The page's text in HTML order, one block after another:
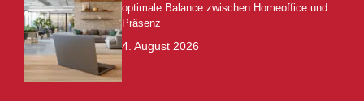
optimale Balance zwischen Homeoffice und
Präsenz
4. August 2026